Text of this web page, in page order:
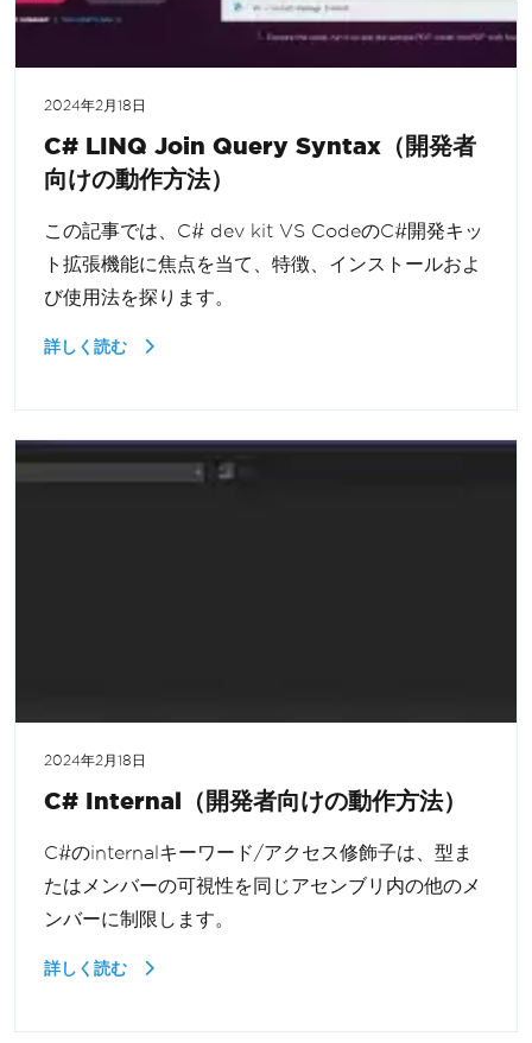
2024年2月18日
C# LINQ Join Query Syntax（開発者
向けの動作方法）
この記事では、C# dev kit VS CodeのC#開発キッ
ト拡張機能に焦点を当て、特徴、インストールおよ
び使用法を探ります。
詳しく読む
2024年2月18日
C# Internal（開発者向けの動作方法）
C#のinternalキーワード/アクセス修飾子は、型ま
たはメンバーの可視性を同じアセンブリ内の他のメ
ンバーに制限します。
詳しく読む